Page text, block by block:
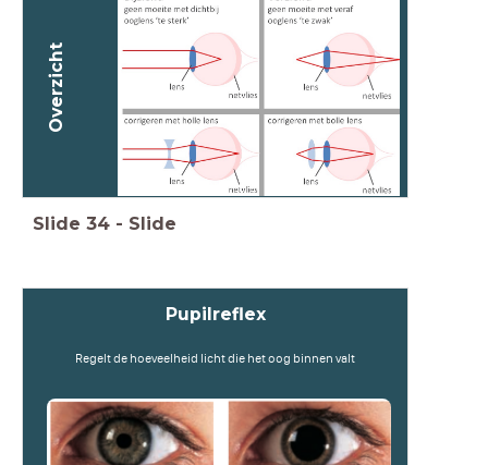
Overzicht
Slide 34 - Slide
Pupilreflex
Regelt de hoeveelheid licht die het oog binnen valt